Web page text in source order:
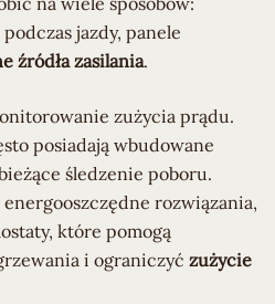
jazdy, panele
źródła zasilania.
zużycia prądu.
posiadają wbudowane
śledzenie poboru.
rozwiązania,
które pomogą
i ograniczyć zużycie